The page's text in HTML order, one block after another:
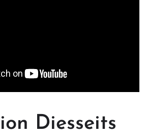
Diesseits